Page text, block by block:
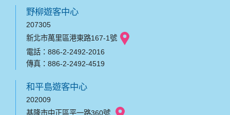
野柳遊客中心
207305
新北市萬里區港東路167-1號
電話：886-2-2492-2016
傳真：886-2-2492-4519
和平島遊客中心
202009
基隆市中正區平一路360號